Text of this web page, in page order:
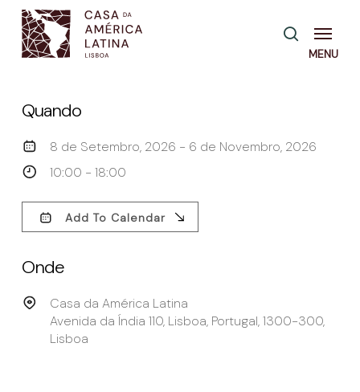
Skip
main
pesquisa
Menu
Quando
8 de Setembro, 2026 - 6 de Novembro, 2026
10:00 - 18:00
Add To Calendar
Onde
Casa da América Latina
Avenida da Índia 110, Lisboa, Portugal, 1300-300,
Lisboa